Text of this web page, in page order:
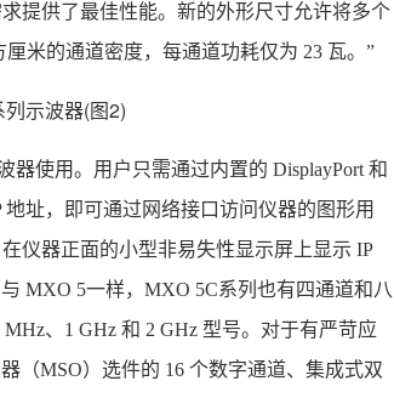
提供了最佳性能。新的外形尺寸允许将多个
米的通道密度，每通道功耗仅为 23 瓦。”
使用。用户只需通过内置的 DisplayPort 和
址，即可通过网络接口访问仪器的图形用
仪器正面的小型非易失性显示屏上显示 IP
MXO 5一样，MXO 5C系列也有四通道和八
、1 GHz 和 2 GHz 型号。对于有严苛应
（MSO）选件的 16 个数字通道、集成式双